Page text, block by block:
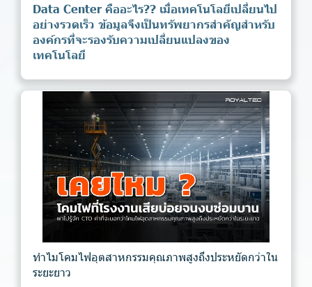
Data Center คืออะไร?? เมื่อเทคโนโลยีเปลี่ยนไป
อย่างรวดเร็ว ข้อมูลจึงเป็นทรัพยากรสำคัญสำหรับ
องค์กรที่จะรองรับความเปลี่ยนแปลงของ
เทคโนโลยี
ทำไมโคมไฟอุตสาหกรรมคุณภาพสูงถึงประหยัดกว่าใน
ระยะยาว